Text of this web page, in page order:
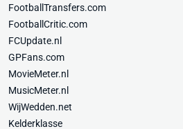
FootballTransfers.com
FootballCritic.com
FCUpdate.nl
GPFans.com
MovieMeter.nl
MusicMeter.nl
WijWedden.net
Kelderklasse